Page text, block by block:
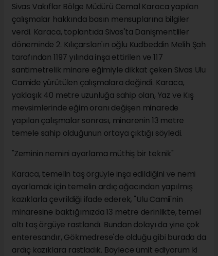
Sivas Vakıflar Bölge Müdürü Cemal Karaca yapılan
çalışmalar hakkında basın mensuplarına bilgiler
verdi. Karaca, toplantıda Sivas'ta Danişmentliler
döneminde 2. Kılıçarslan'ın oğlu Kudbeddin Melih Şah
tarafından 1197 yılında inşa ettirilen ve 117
santimetrelik minare eğimiyle dikkat çeken Sivas Ulu
Camide yürütülen çalışmalara değindi. Karaca,
yaklaşık 40 metre uzunluğa sahip olan, Yaz ve Kış
mevsimlerinde eğim oranı değişen minarede
yapılan çalışmalar sonrası, minarenin 13 metre
temele sahip olduğunun ortaya çıktığı söyledi.
"Zeminin nemini ayarlama müthiş bir teknik"
Karaca, temelin taş örgüyle inşa edildiğini ve nemi
ayarlamak için temelin ardıç ağacından yapılmış
kazıklarla çevrildiği ifade ederek, "Ulu Camii'nin
minaresine baktığımızda 13 metre derinlikte, temel
altı taş örgüye rastlandı. Bundan dolayı da yine çok
enteresandır, Gökmedrese'de olduğu gibi burada da
ardıç kazıklara rastladık. Böylece ümit ediyorum ki